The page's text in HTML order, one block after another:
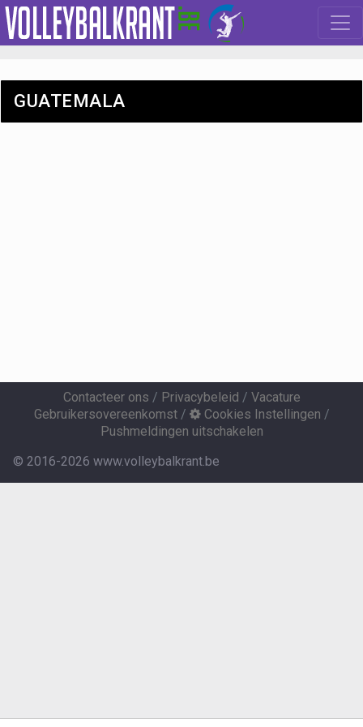
GUATEMALA
Contacteer ons / Privacybeleid / Vacature
Gebruikersovereenkomst/ Cookies Instellingen /
Pushmeldingen uitschakelen
© 2016-2026 www.volleybalkrant.be